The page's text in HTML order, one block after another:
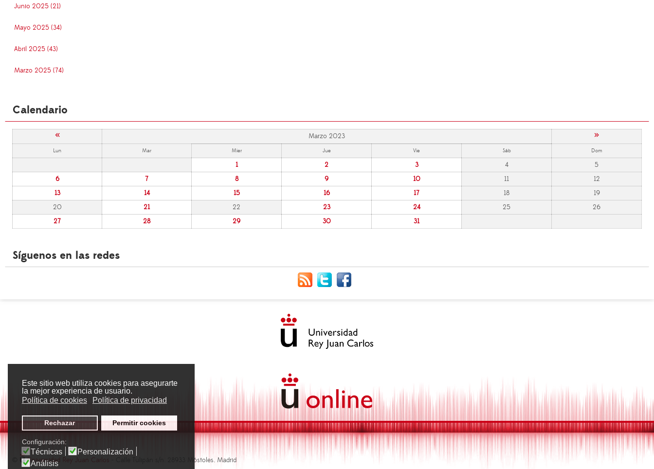
Este sitio web utiliza cookies para asegurarte
la mejor experiencia de usuario.
Política de cookies
Política de privacidad
Rechazar Permitir cookies
Configuración:
Técnicas
Personalización
Análisis
Junio 2025 (21)
Mayo 2025 (34)
Abril 2025 (43)
Marzo 2025 (74)
Calendario
« Marzo 2023 »
Lun Mar Mier Jue Vie Sáb Dom
1 2 3 4
5
6
7 8 9 10 11
12
13
14 15 16 17 18
19
20
21 22 23 24 25
26
27
28 29 30 31
Síguenos en las redes
Universidad Rey Juan Carlos
- Calle Tulipán s/n. 28933 Móstoles. Madrid